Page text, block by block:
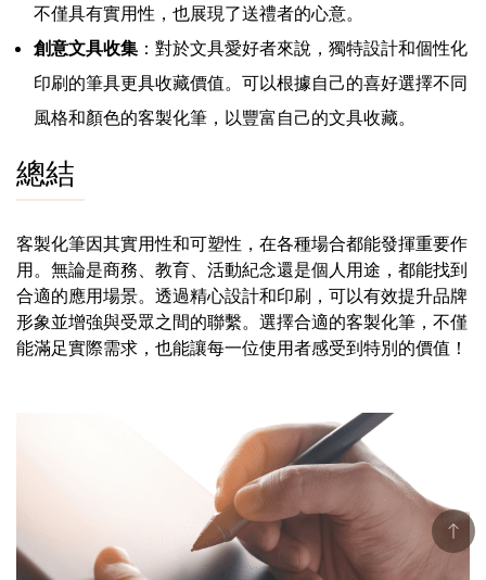
不僅具有實用性，也展現了送禮者的心意。
創意文具收集 ：對於文具愛好者來說，獨特設計和個性化
印刷的筆具更具收藏價值。可以根據自己的喜好選擇不同
風格和顏色的客製化筆，以豐富自己的文具收藏。
總結
客製化筆因其實用性和可塑性，在各種場合都能發揮重要作
用。無論是商務、教育、活動紀念還是個人用途，都能找到
合適的應用場景。透過精心設計和印刷，可以有效提升品牌
形象並增強與受眾之間的聯繫。選擇合適的客製化筆，不僅
能滿足實際需求，也能讓每一位使用者感受到特別的價值！